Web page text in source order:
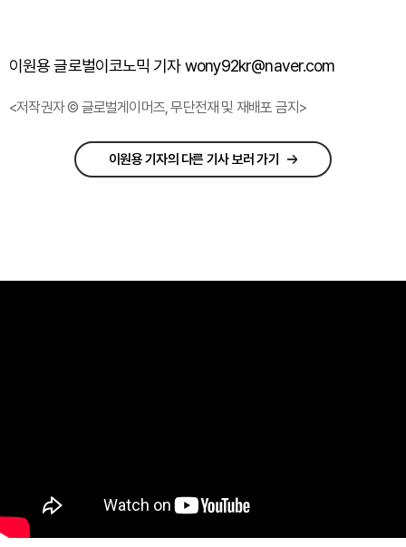
이원용 글로벌이코노믹 기자 wony92kr@naver.com
<저작권자 © 글로벌게이머즈, 무단전재 및 재배포 금지>
이원용 기자의 다른 기사 보러 가기